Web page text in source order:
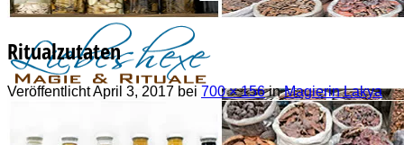
Ritualzutaten
VeröffentlichtApril 3, 2017 bei 700 × 156inMagierin Lakya